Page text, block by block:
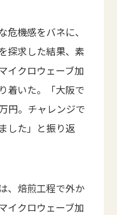
危機感をバネに、
探求した結果、素
イクロウェーブ加
着いた。「大阪で
円。チャレンジで
した」と振り返
、焙煎工程で外か
イクロウェーブ加